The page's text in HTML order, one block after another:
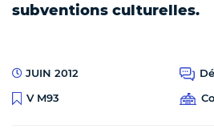
subventions culturelles.
JUIN 2012
V M93